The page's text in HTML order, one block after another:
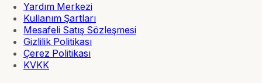
Yardım Merkezi
Kullanım Şartları
Mesafeli Satış Sözleşmesi
Gizlilik Politikası
Çerez Politikası
KVKK